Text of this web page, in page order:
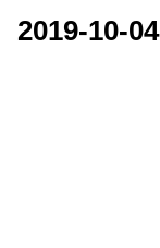
2019-10-04